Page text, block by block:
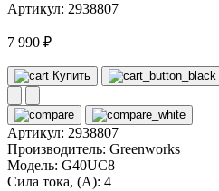
Артикул: 2938807
7 990 ₽
Купить
Артикул: 2938807
Производитель: Greenworks
Модель: G40UC8
Сила тока, (А): 4